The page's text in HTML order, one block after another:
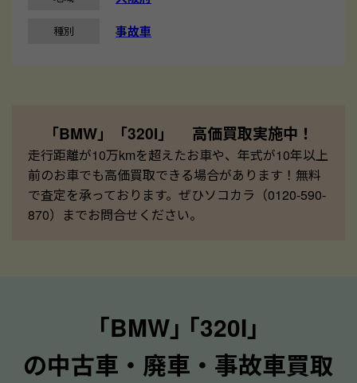
種別 事故車
「BMW」「320I」 高価買取実施中！
走行距離が10万kmを超えたお車や、年式が10年以上
前のお車でも高価買取できる場合があります！無料
で査定を承っております。ぜひソコカラ（0120-590-
870）までお問合せください。
｢BMW｣ ｢320I｣
の中古車・廃車・事故車買取